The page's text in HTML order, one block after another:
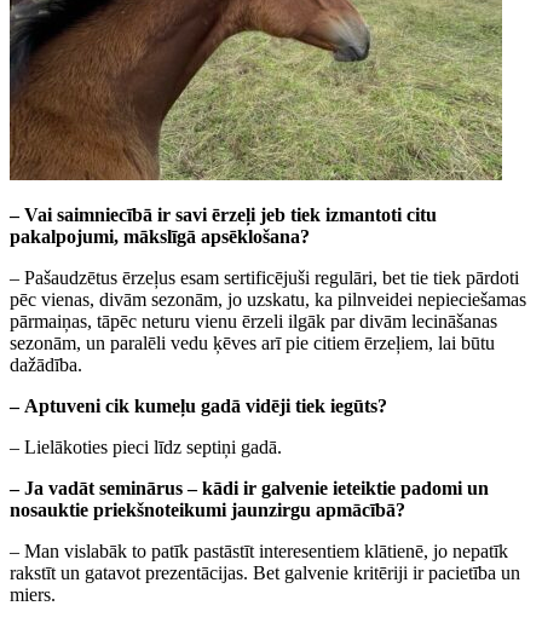
– Vai saimniecībā ir savi ērzeļi jeb tiek izmantoti citu
pakalpojumi, mākslīgā apsēklošana?
– Pašaudzētus ērzeļus esam sertificējuši regulāri, bet tie tiek pārdoti
pēc vienas, divām sezonām, jo uzskatu, ka pilnveidei nepieciešamas
pārmaiņas, tāpēc neturu vienu ērzeli ilgāk par divām lecināšanas
sezonām, un paralēli vedu ķēves arī pie citiem ērzeļiem, lai būtu
dažādība.
– Aptuveni cik kumeļu gadā vidēji tiek iegūts?
– Lielākoties pieci līdz septiņi gadā.
– Ja vadāt seminārus – kādi ir galvenie ieteiktie padomi un
nosauktie priekšnoteikumi jaunzirgu apmācībā?
– Man vislabāk to patīk pastāstīt interesentiem klātienē, jo nepatīk
rakstīt un gatavot prezentācijas. Bet galvenie kritēriji ir pacietība un
miers.